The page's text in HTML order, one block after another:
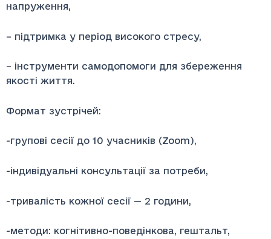
напруження,
– підтримка у період високого стресу,
– інструменти самодопомоги для збереження
якості життя.
Формат зустрічей:
-групові сесії до 10 учасників (Zoom),
-індивідуальні консультації за потреби,
-тривалість кожної сесії — 2 години,
-методи: когнітивно-поведінкова, гештальт,